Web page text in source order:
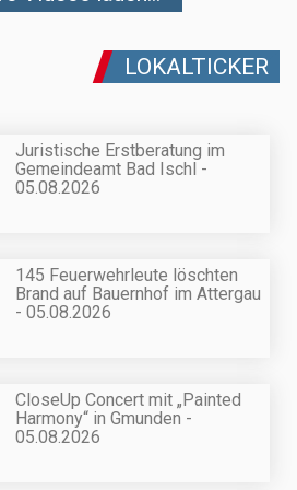
LOKALTICKER
Juristische Erstberatung im
Gemeindeamt Bad Ischl -
05.08.2026
145 Feuerwehrleute löschten
Brand auf Bauernhof im Attergau
- 05.08.2026
CloseUp Concert mit „Painted
Harmony“ in Gmunden -
05.08.2026